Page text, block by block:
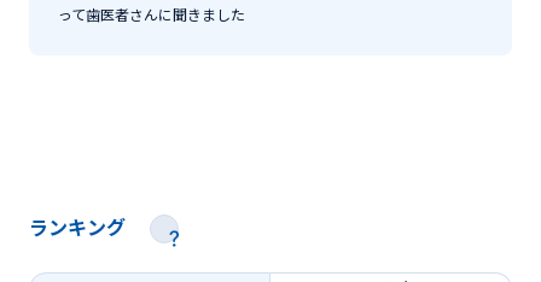
って歯医者さんに聞きました
ランキング